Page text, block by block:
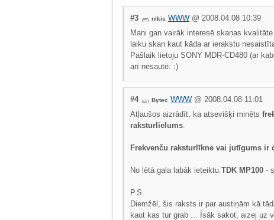
#3 nikis WWW @ 2008.04.08 10:39
Mani gan vairāk interesē skaņas
laiku skan kaut kāda ar ierakstu
Pašlaik lietoju SONY MDR-CD480 (ar
arī nesautē. :)
#4 Bytec WWW @ 2008.04.08 11:01
Atļaušos aizrādīt, ka atsevišķi minēts
raksturlielums.
Frekvenču raksturlīkne vai jutīgums ir
No lētā gala labāk ieteiktu TDK MP100 -
P.S.
Diemžēl, šis raksts ir par austiņām kā
kaut kas tur grab ... Īsāk sakot, aizej uz